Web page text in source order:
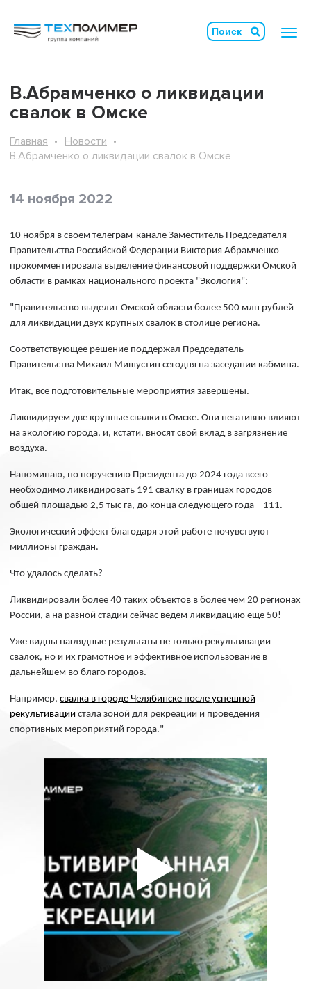
В.Абрамченко о ликвидации
свалок в Омске
Главная
Новости
В.Абрамченко о ликвидации свалок в Омске
14 ноября 2022
10 ноября в своем телеграм-канале Заместитель Председателя
Правительства Российской Федерации Виктория Абрамченко
прокомментировала выделение финансовой поддержки Омской
области в рамках национального проекта "Экология":
"Правительство выделит Омской области более 500 млн рублей
для ликвидации двух крупных свалок в столице региона.
Соответствующее решение поддержал Председатель
Правительства Михаил Мишустин сегодня на заседании кабмина.
Итак, все подготовительные мероприятия завершены.
Ликвидируем две крупные свалки в Омске. Они негативно влияют
на экологию города, и, кстати, вносят свой вклад в загрязнение
воздуха.
Напоминаю, по поручению Президента до 2024 года всего
необходимо ликвидировать 191 свалку в границах городов
общей площадью 2,5 тыс га, до конца следующего года – 111.
Экологический эффект благодаря этой работе почувствуют
миллионы граждан.
Что удалось сделать?
Ликвидировали более 40 таких объектов в более чем 20 регионах
России, а на разной стадии сейчас ведем ликвидацию еще 50!
Уже видны наглядные результаты не только рекультивации
свалок, но и их грамотное и эффективное использование в
дальнейшем во благо городов.
Например, свалка в городе Челябинске после успешной
рекультивации стала зоной для рекреации и проведения
спортивных мероприятий города."